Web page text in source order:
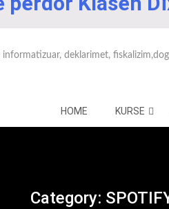
deklarimet,
HOME KURSE
Category: